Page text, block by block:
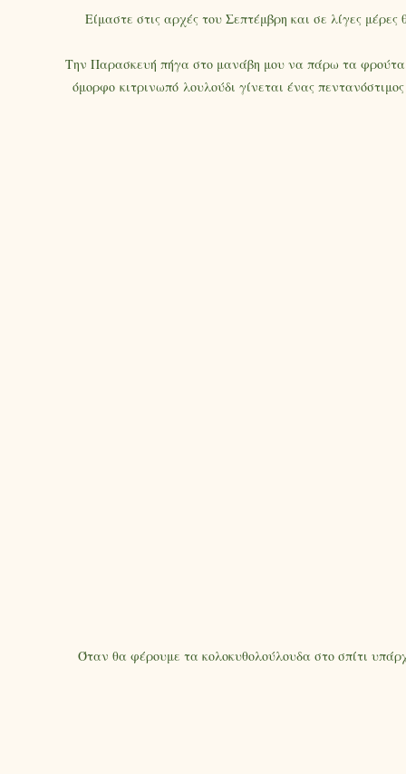
Είμαστε στις αρχές του Σεπτέμβρη και σε λίγες
Την Παρασκευή πήγα στο μανάβη μου να πάρω τα φρούτα
όμορφο κιτρινωπό λουλούδι γίνεται ένας
Όταν θα φέρουμε τα κολοκυθολούλουδα στο σπίτι